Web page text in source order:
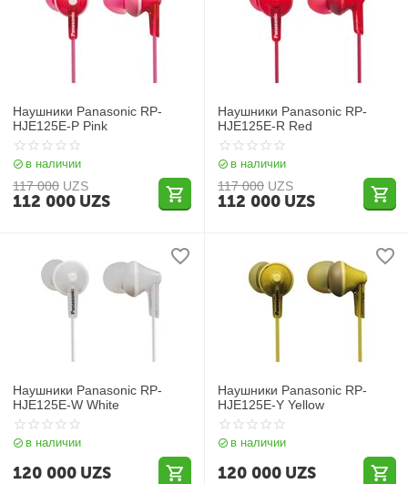
Наушники Panasonic RP-
HJE125E-P Pink
в наличии
117 000 UZS
112 000 UZS
Наушники Panasonic RP-
HJE125E-R Red
в наличии
117 000 UZS
112 000 UZS
Наушники Panasonic RP-
HJE125E-W White
в наличии
120 000 UZS
Наушники Panasonic RP-
HJE125E-Y Yellow
в наличии
120 000 UZS